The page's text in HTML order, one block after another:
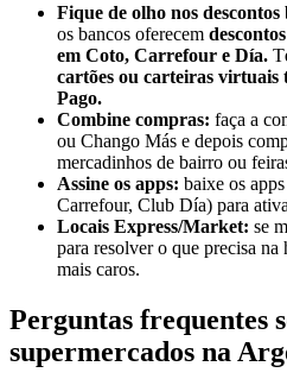
Fique de olho nos descontos
os bancos oferecem
em Coto, Carrefour e Día. T
cartões ou carteiras
Pago.
Combine compras: faça a
ou Chango Más e depois
mercadinhos de bairro ou
Assine os apps: baixe os
Carrefour, Club Día) para
Locais Express/Market: se
para resolver o que precisa
mais caros.
Perguntas frequentes
supermercados na